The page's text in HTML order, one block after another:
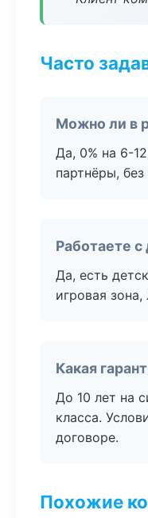
Часто
Можно ли в
Да, 0% на 6-
партнёры, без
Работаете
Да, есть
игровая зона,
Какая
До 10 лет на
класса.
договоре.
Похожие